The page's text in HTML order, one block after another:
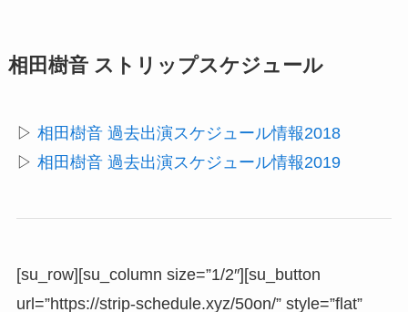
相田樹音 ストリップスケジュール
▷ 相田樹音 過去出演スケジュール情報2018
▷ 相田樹音 過去出演スケジュール情報2019
[su_row][su_column size=”1/2″][su_button
url=”https://strip-schedule.xyz/50on/” style=”flat”